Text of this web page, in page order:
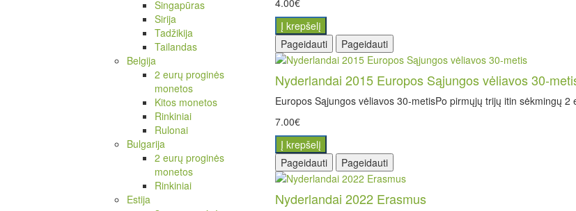
Singapūras
Sirija
Tadžikija
Tailandas
Belgija
2 eurų proginės
monetos
Kitos monetos
Rinkiniai
Rulonai
Bulgarija
2 eurų proginės
monetos
Rinkiniai
Estija
4.00€
Į krepšelį
Pageidauti
Pageidauti
Nyderlandai 2015 Europos Sąjungos vėliavos 30-
Europos Sąjungos vėliavos 30-metisPo pirmųjų trijų itin sėkmingų
7.00€
Į krepšelį
Pageidauti
Pageidauti
Nyderlandai 2022 Erasmus